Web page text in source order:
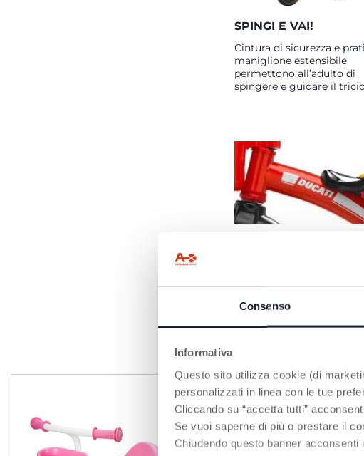
Consenso
Informativa
Questo sito utilizza cookie (di
personalizzati in linea con le tue
Cliccando su “accetta tutti”
Se vuoi saperne di più o prestare il
Chiudendo questo banner
SPINGI E VAI!
Cintura di sicurezza e
maniglione estensibile
permettono all’adulto di
spingere e guidare il